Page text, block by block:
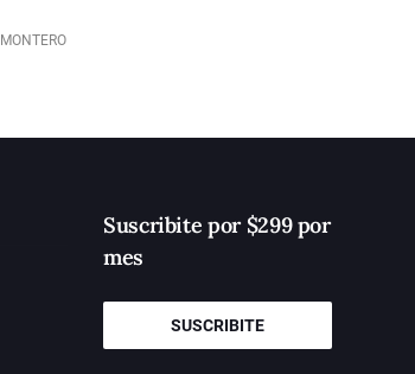
MONTERO
Suscribite por $299 por
mes
SUSCRIBITE